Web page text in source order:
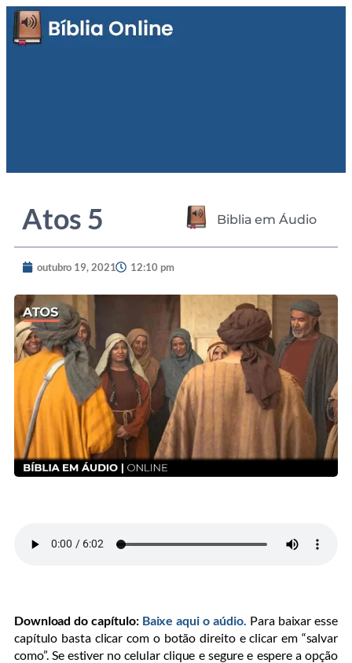
Atos 5 Biblia em Áudio
outubro 19, 2021 12:10 pm
Download do capítulo: Baixe aqui o aúdio. Para baixar esse
capítulo basta clicar com o botão direito e clicar em “salvar
como”. Se estiver no celular clique e segure e espere a opção